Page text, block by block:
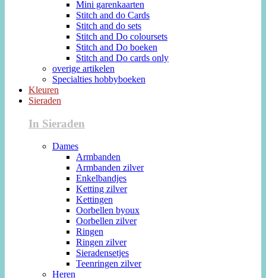
Mini garenkaarten
Stitch and do Cards
Stitch and do sets
Stitch and Do coloursets
Stitch and Do boeken
Stitch and Do cards only
overige artikelen
Specialties hobbyboeken
Kleuren
Sieraden
In Sieraden
Dames
Armbanden
Armbanden zilver
Enkelbandjes
Ketting zilver
Kettingen
Oorbellen byoux
Oorbellen zilver
Ringen
Ringen zilver
Sieradensetjes
Teenringen zilver
Heren